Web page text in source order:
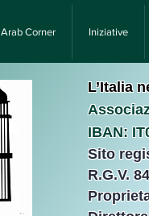
Arab Corner Iniziative
L’Italia
IBAN:
Sito
R.G.V.